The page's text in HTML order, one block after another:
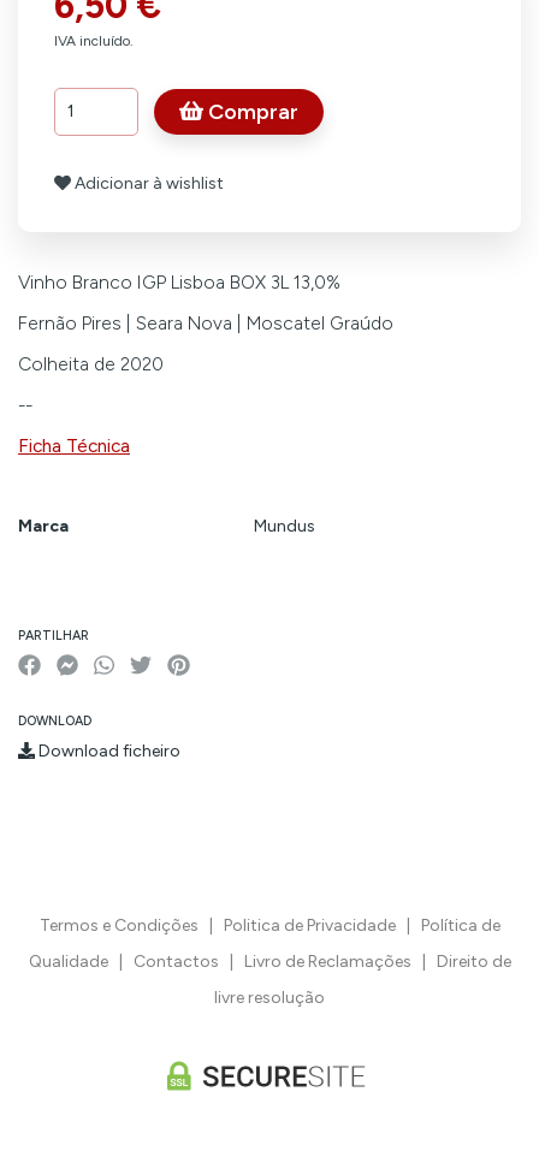
IVA incluído.
Comprar
Adicionar à wishlist
Vinho Branco IGP Lisboa BOX 3L 13,0%
Fernão Pires | Seara Nova | Moscatel Graúdo
Colheita de 2020
--
Ficha Técnica
Marca
Mundus
PARTILHAR
DOWNLOAD
Download ficheiro
Termos e Condições Politica de Privacidade| Política de
Qualidade| Contactos Livro de Reclamações
Direito de
livre resolução